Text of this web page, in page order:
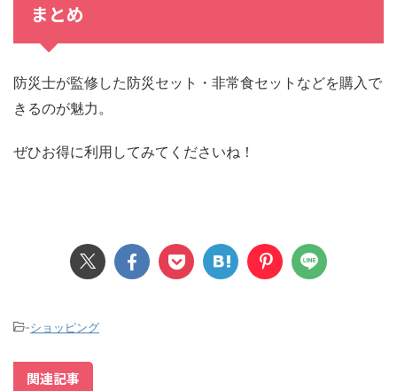
まとめ
防災士が監修した防災セット・非常食セットなどを購入で
きるのが魅力。
ぜひお得に利用してみてくださいね！
-ショッピング
関連記事